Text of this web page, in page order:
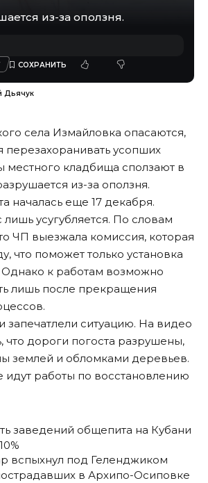
из-за оползня.
Дьячук
села Измайловка опасаются,
перезахоранивать усопших
местного кладбища сползают в
из-за оползня.
началась еще 17 декабря.
усугубляется. По словам
ЧП выезжала комиссия, которая
что поможет только установка
к работам возможно
лишь после прекращения
запечатлели ситуацию. На видео
что дороги погоста разрушены,
землей и обломками деревьев.
идут работы по восстановлению
заведений общепита на Кубани
вспыхнул под Геленджиком
в Архипо-Осиповке